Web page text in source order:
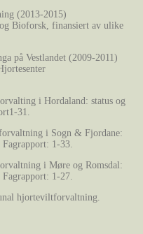
(2013-2015)
Bioforsk, finansiert av ulike
på Vestlandet (2009-2011)
i Hordaland: status og
31.
i Sogn & Fjordane:
1-33.
i Møre og Romsdal:
1-27.
hjorteviltforvaltning.